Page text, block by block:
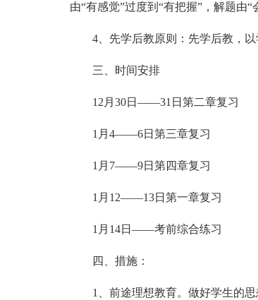
由“有感觉”过度到“有把握”，解题由“
4、先学后教原则：先学后教，以
三、时间安排
12月30日——31日第二章复习
1月4——6日第三章复习
1月7——9日第四章复习
1月12——13日第一章复习
1月14日——考前综合练习
四、措施：
1、前途理想教育。做好学生的思